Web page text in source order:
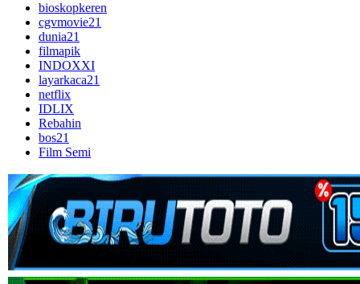
bioskopkeren
cgvmovie21
dunia21
filmapik
INDOXXI
layarkaca21
netflix
IDLIX
Rebahin
bos21
Film Semi